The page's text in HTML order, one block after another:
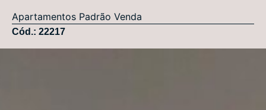
Apartamentos Padrão Venda
Cód.: 22217